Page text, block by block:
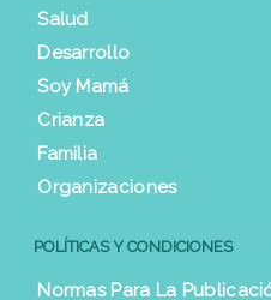
Salud
Desarrollo
Soy Mamá
Crianza
Familia
Organizaciones
POLÍTICAS Y CONDICIONES
Normas Para La